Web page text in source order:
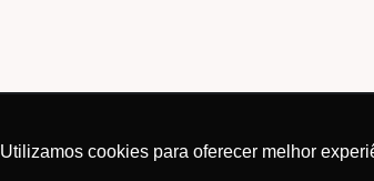
Utilizamos cookies para oferecer melhor